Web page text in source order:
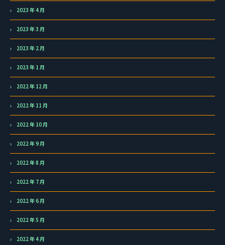
2023 年 4 月
2023 年 3 月
2023 年 2 月
2023 年 1 月
2022 年 12 月
2022 年 11 月
2022 年 10 月
2022 年 9 月
2022 年 8 月
2022 年 7 月
2022 年 6 月
2022 年 5 月
2022 年 4 月